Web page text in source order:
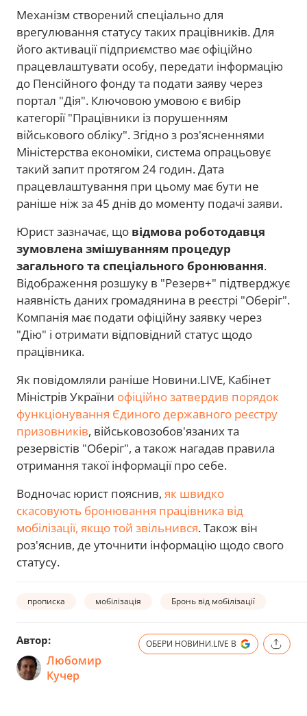
Механізм створений спеціально для
врегулювання статусу таких працівників. Для
його активації підприємство має офіційно
працевлаштувати особу, передати інформацію
до Пенсійного фонду та подати заяву через
портал "Дія". Ключовою умовою є вибір
категорії "Працівники із порушенням
військового обліку". Згідно з роз'ясненнями
Міністерства економіки, система опрацьовує
такий запит протягом 24 годин. Дата
працевлаштування при цьому має бути не
раніше ніж за 45 днів до моменту подачі заяви.
Юрист зазначає, що відмова роботодавця
зумовлена змішуванням процедур
загального та спеціального бронювання.
Відображення розшуку в "Резерв+" підтверджує
наявність даних громадянина в реєстрі "Оберіг".
Компанія має подати офіційну заявку через
"Дію" і отримати відповідний статус щодо
працівника.
Як повідомляли раніше Новини.LIVE, Кабінет
Міністрів України офіційно затвердив порядок
функціонування Єдиного державного реєстру
призовників, військовозобов'язаних та
резервістів "Оберіг", а також нагадав правила
отримання такої інформації про себе.
Водночас юрист пояснив, як швидко
скасовують бронювання працівника від
мобілізації, якщо той звільнився. Також він
роз'яснив, де уточнити інформацію щодо свого
статусу.
прописка мобілізація Бронь від мобілізації
Автор:
Любомир
Кучер
ОБЕРИ НОВИНИ.LIVE В